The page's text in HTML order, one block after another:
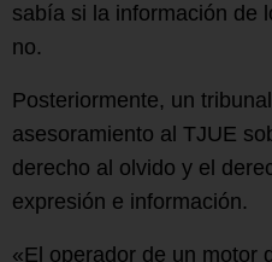
sabía si la información de
no.
Posteriormente, un
asesoramiento al TJUE
derecho al olvido y el
expresión e información.
«El operador de un motor